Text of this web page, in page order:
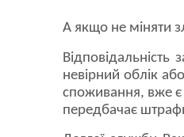
А якщо не міняти
невірний облік
споживання, вже є
передбачає